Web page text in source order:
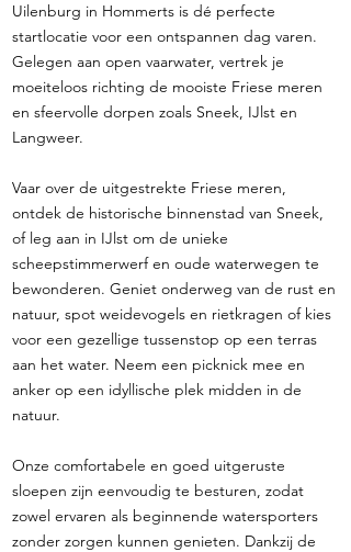
Uilenburg in Hommerts is dé perfecte
startlocatie voor een ontspannen dag varen.
Gelegen aan open vaarwater, vertrek je
moeiteloos richting de mooiste Friese meren
en sfeervolle dorpen zoals Sneek, IJlst en
Langweer.
Vaar over de uitgestrekte Friese meren,
ontdek de historische binnenstad van Sneek,
of leg aan in IJlst om de unieke
scheepstimmerwerf en oude waterwegen te
bewonderen. Geniet onderweg van de rust en
natuur, spot weidevogels en rietkragen of kies
voor een gezellige tussenstop op een terras
aan het water. Neem een picknick mee en
anker op een idyllische plek midden in de
natuur.
Onze comfortabele en goed uitgeruste
sloepen zijn eenvoudig te besturen, zodat
zowel ervaren als beginnende watersporters
zonder zorgen kunnen genieten. Dankzij de